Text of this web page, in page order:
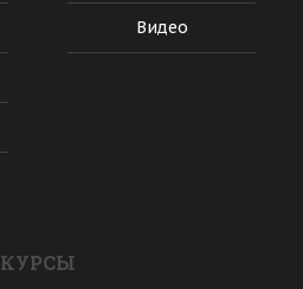
Видео
КУРСЫ